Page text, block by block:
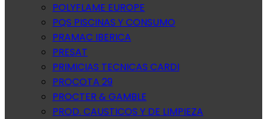
POLYFLAME EUROPE
PQS PISCINAS Y CONSUMO
PRAMAC IBERICA
PRESAT
PRIMICIAS TECNICAS CARDI
PROCOTA 29
PROCTER & GAMBLE
PROD. CAUSTICOS Y DE LIMPIEZA